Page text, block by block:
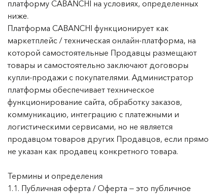
платформу CABANCHI на условиях, определенных
ниже.
Платформа CABANCHI функционирует как
маркетплейс / техническая онлайн-платформа, на
которой самостоятельные Продавцы размещают
товары и самостоятельно заключают договоры
купли-продажи с покупателями. Администратор
платформы обеспечивает техническое
функционирование сайта, обработку заказов,
коммуникацию, интеграцию с платежными и
логистическими сервисами, но не является
продавцом товаров других Продавцов, если прямо
не указан как продавец конкретного товара.
Термины и определения
1.1. Публичная оферта / Оферта — это публичное